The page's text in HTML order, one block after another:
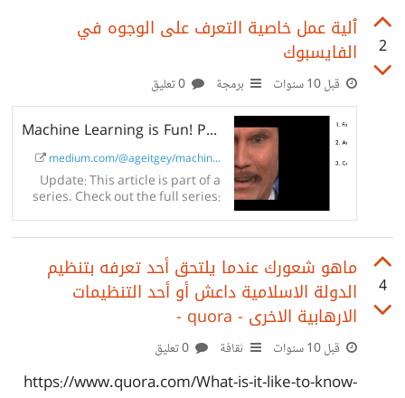
2
ٱلية عمل خاصية التعرف على الوجوه في
الفايسبوك
قبل 10 سنوات برمجة
Machine Learning is Fun! Part 4: Modern Face Recognition with Deep Learning
medium.com/@ageitgey/machin...
Update: This article is part of a
series. Check out the full series:
4
ماهو شعورك عندما يلتحق أحد تعرفه بتنظيم
الدولة الاسلامية داعش أو أحد التنظيمات
الارهابية الاخرى - quora -
قبل 10 سنوات ثقافة
https://www.quora.com/What-is-it-like-to-know-